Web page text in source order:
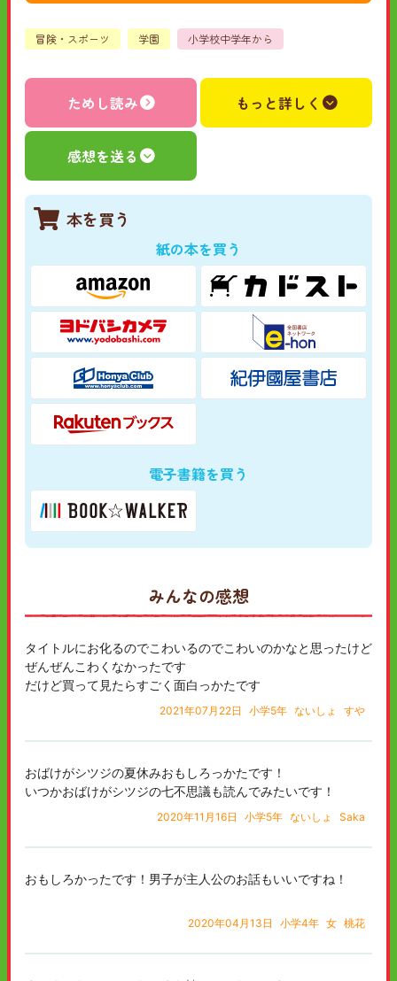
冒険・スポーツ 学園 小学校中学年から
ためし読み もっと詳しく
感想を送る
本を買う
紙の本を買う
電子書籍を買う
みんなの感想
タイトルにお化るのでこわいるのでこわいのかなと思ったけど
ぜんぜんこわくなかったです
だけど買って見たらすごく面白っかたです
2021年07月22日 小学5年 ないしょ すや
おばけがシツジの夏休みおもしろっかたです！
いつかおばけがシツジの七不思議も読んでみたいです！
2020年11月16日 小学5年 ないしょ Saka
おもしろかったです！男子が主人公のお話もいいですね！
2020年04月13日 小学4年 女 桃花